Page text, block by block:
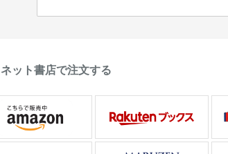
ネット書店で注文する